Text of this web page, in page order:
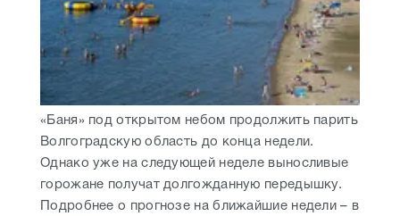
«Баня» под открытом небом продолжить парить
Волгоградскую область до конца недели.
Однако уже на следующей неделе выносливые
горожане получат долгожданную передышку.
Подробнее о прогнозе на ближайшие недели – в